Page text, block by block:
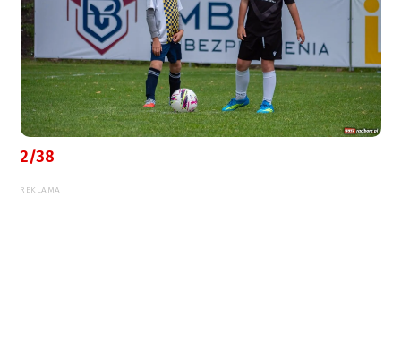
2/38
REKLAMA